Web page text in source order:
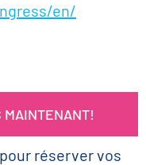
en/
MAINTENANT!
réserver vos